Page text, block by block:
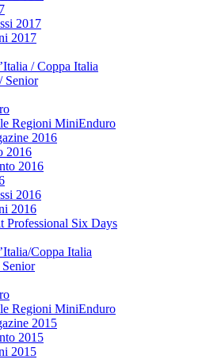
2017
2017
/ Coppa Italia
Senior
Regioni MiniEnduro
2016
2016
2016
2016
2016
Professional Six Days
Coppa Italia
Regioni MiniEnduro
2015
2015
2015